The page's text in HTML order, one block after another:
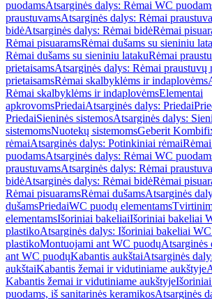
puodamsAtsarginės dalys: Rėmai WC
praustuvamsAtsarginės dalys: Rėmai
bidėAtsarginės dalys: Rėmai bidėRėmai
Rėmai pisuaramsRėmai dušams su sieniniu
Rėmai dušams su sieniniu latakuRėmai
prietaisamsAtsarginės dalys: Rėmai praustuvų
prietaisamsRėmai skalbyklėms ir indaplovėms
Rėmai skalbyklėms ir indaplovėmsElementai
apkrovomsPriedaiAtsarginės dalys: Priedai
PriedaiSieninės sistemosAtsarginės dalys:
sistemomsNuotekų sistemomsGeberit
rėmaiAtsarginės dalys: Potinkiniai rėmai
puodamsAtsarginės dalys: Rėmai WC
praustuvamsAtsarginės dalys: Rėmai
bidėAtsarginės dalys: Rėmai bidėRėmai
Rėmai pisuaramsRėmai dušamsAtsarginės
dušamsPriedaiWC puodų elementams
elementamsIšoriniai bakeliaiIšoriniai bakeliai
plastikoAtsarginės dalys: Išoriniai bakeliai
plastikoMontuojami ant WC puodųAtsarginės
ant WC puodųKabantis aukštaiAtsarginės
aukštaiKabantis žemai ir vidutiniame aukštyje
Kabantis žemai ir vidutiniame aukštyje
puodams, iš sanitarinės keramikosAtsarginės